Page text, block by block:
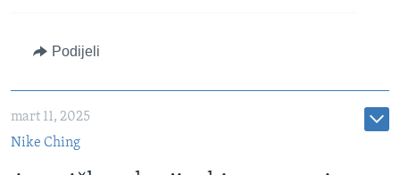
Podijeli
mart 11, 2025
Nike Ching